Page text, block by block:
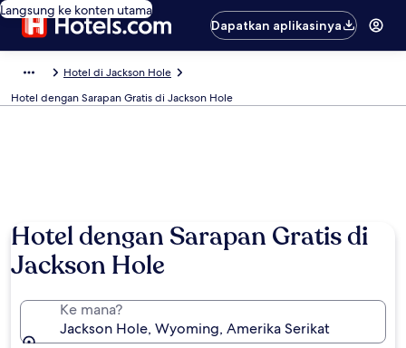
Langsung ke konten utama
Dapatkan aplikasinya
Hotel di Jackson Hole
Hotel dengan Sarapan Gratis di Jackson Hole
Hotel dengan Sarapan Gratis di
Jackson Hole
Ke mana?
Jackson Hole, Wyoming, Amerika Serikat